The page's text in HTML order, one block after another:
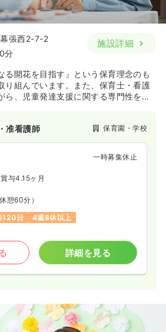
張西2-7-2
分
施設詳細
る開花を目指す』という保育理念のも
り組んでいます。また、保育士・看護
ら、児童発達支援に関する専門性を高
准看護師 保育園・学校
一時募集休止
賞与4.15ヶ月
休憩60分）
120日
4週8休以上
詳細を見る